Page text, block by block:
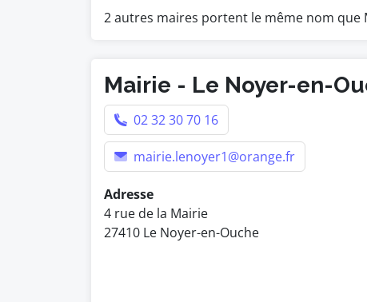
2 autres maires portent le même nom que
Mairie - Le Noyer-en-
02 32 30 70 16
mairie.lenoyer1@orange.fr
Adresse
4 rue de la Mairie
27410 Le Noyer-en-Ouche